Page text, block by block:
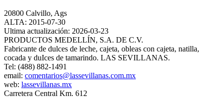
20800 Calvillo, Ags
ALTA: 2015-07-30
Ultima actualización: 2026-03-23
PRODUCTOS MEDELLÍN, S.A. DE C.V.
Fabricante de dulces de leche, cajeta, obleas con cajeta, natilla,
cocada y duIces de tamarindo. LAS SEVILLANAS.
Tel: (488) 882-1491
email: comentarios@lassevillanas.com.mx
web: lassevillanas.mx
Carretera Central Km. 612